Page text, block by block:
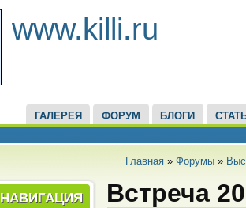
www.killi.ru
ГАЛЕРЕЯ ФОРУМ БЛОГИ
Главная» Форумы»
НАВИГАЦИЯ Встреча